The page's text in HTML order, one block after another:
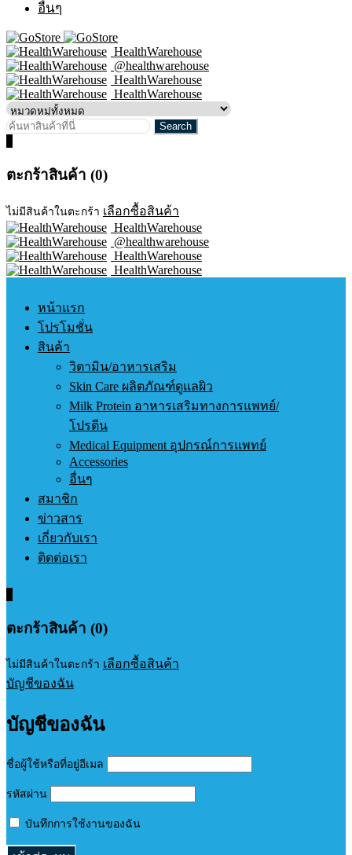
อื่นๆ
HealthWarehouse
@healthwarehouse
HealthWarehouse
HealthWarehouse
ตะกร้าสินค้า (0)
ไม่มีสินค้าในตะกร้า เลือกซื้อสินค้า
HealthWarehouse
@healthwarehouse
HealthWarehouse
HealthWarehouse
หน้าแรก
โปรโมชั่น
สินค้า
วิตามิน/อาหารเสริม
Skin Care ผลิตภัณฑ์ดูแลผิว
Milk Protein อาหารเสริมทางการแพทย์/
โปรตีน
Medical Equipment อุปกรณ์การแพทย์
Accessories
อื่นๆ
สมาชิก
ข่าวสาร
เกี่ยวกับเรา
ติดต่อเรา
ตะกร้าสินค้า (0)
ไม่มีสินค้าในตะกร้า เลือกซื้อสินค้า
บัญชีของฉัน
บัญชีของฉัน
ชื่อผู้ใช้หรือที่อยู่อีเมล
รหัสผ่าน
บันทึกการใช้งานของฉัน